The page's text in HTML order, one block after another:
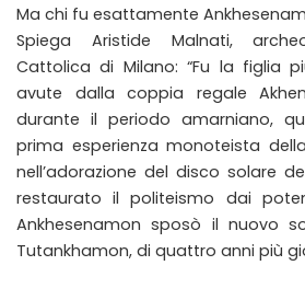
Ma chi fu esattamente
Spiega Aristide Malnati,
Cattolica di Milano: “Fu la figlia
avute dalla coppia regale
durante il periodo amarniano,
prima esperienza monoteista
nell’adorazione del disco solare
restaurato il politeismo dai
Ankhesenamon sposò il nuovo
Tutankhamon, di quattro anni più